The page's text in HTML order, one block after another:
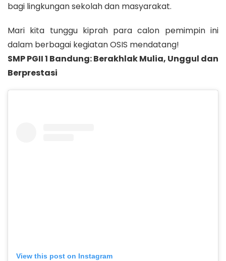
bagi lingkungan sekolah dan masyarakat.
Mari kita tunggu kiprah para calon pemimpin ini
dalam berbagai kegiatan OSIS mendatang!
SMP PGII 1 Bandung: Berakhlak Mulia, Unggul dan
Berprestasi
View this post on Instagram